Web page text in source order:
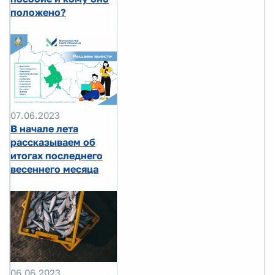
положено?
07.06.2023
В начале лета
рассказываем об
итогах последнего
весеннего месяца
06.06.2023